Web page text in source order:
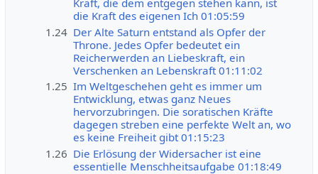
die Kraft des eigenen Ich 01:05:59
1.24 Der Alte Saturn entstand als Opfer der
Throne. Jedes Opfer bedeutet ein
Reicherwerden an Liebeskraft, ein
Verschenken an Lebenskraft 01:11:02
1.25 Im Weltgeschehen geht es immer um
Entwicklung, etwas ganz Neues
hervorzubringen. Die soratischen Kräfte
dagegen streben eine perfekte Welt an, wo
es keine Freiheit gibt 01:15:23
1.26 Die Erlösung der Widersacher ist eine
essentielle Menschheitsaufgabe 01:18:49